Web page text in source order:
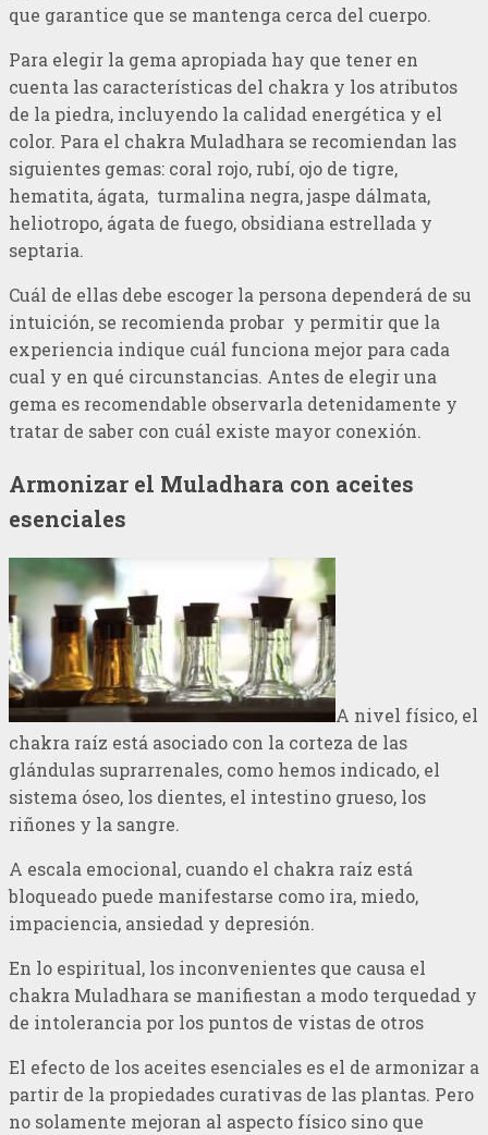
que garantice que se mantenga cerca del cuerpo.
Para elegir la gema apropiada hay que tener en
cuenta las características del chakra y los atributos
de la piedra, incluyendo la calidad energética y el
color. Para el chakra Muladhara se recomiendan las
siguientes gemas: coral rojo, rubí, ojo de tigre,
hematita, ágata, turmalina negra, jaspe dálmata,
heliotropo, ágata de fuego, obsidiana estrellada y
septaria.
Cuál de ellas debe escoger la persona dependerá de su
intuición, se recomienda probar y permitir que la
experiencia indique cuál funciona mejor para cada
cual y en qué circunstancias. Antes de elegir una
gema es recomendable observarla detenidamente y
tratar de saber con cuál existe mayor conexión.
Armonizar el Muladhara con aceites
esenciales
A nivel físico, el
chakra raíz está asociado con la corteza de las
glándulas suprarrenales, como hemos indicado, el
sistema óseo, los dientes, el intestino grueso, los
riñones y la sangre.
A escala emocional, cuando el chakra raíz está
bloqueado puede manifestarse como ira, miedo,
impaciencia, ansiedad y depresión.
En lo espiritual, los inconvenientes que causa el
chakra Muladhara se manifiestan a modo terquedad y
de intolerancia por los puntos de vistas de otros
El efecto de los aceites esenciales es el de armonizar a
partir de la propiedades curativas de las plantas. Pero
no solamente mejoran al aspecto físico sino que